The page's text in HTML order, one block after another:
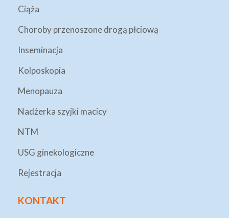
Ciąża
Choroby przenoszone drogą płciową
Inseminacja
Kolposkopia
Menopauza
Nadżerka szyjki macicy
NTM
USG ginekologiczne
Rejestracja
KONTAKT